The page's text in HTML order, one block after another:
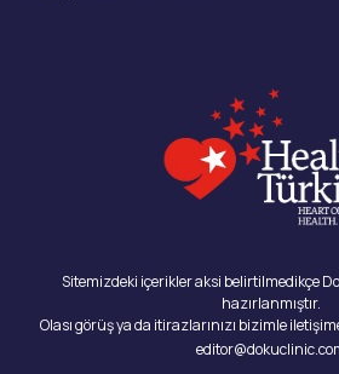
Sitemizdeki içerikler aksi belirtilmedikçe
hazırlanmıştır.
Olası görüş ya da itirazlarınızı bizimle